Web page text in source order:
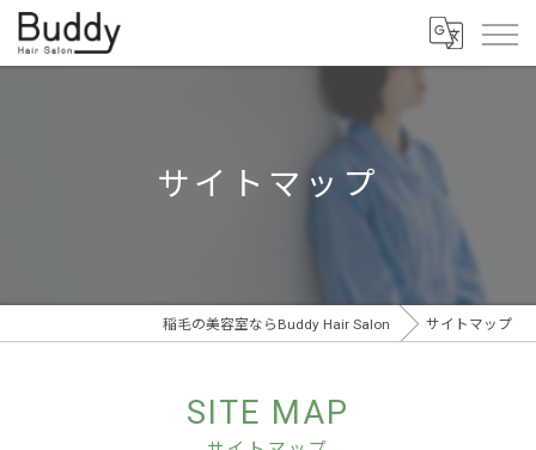
サイトマップ
稲毛の美容室ならBuddy Hair Salon サイトマップ
SITE MAP